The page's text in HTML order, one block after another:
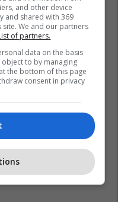
Estate
për
drejt Hamburgut
Ticket
and other device
and shared with 369
We and our partners
of partners.
data on the basis
to by managing
the bottom of this page
consent in privacy